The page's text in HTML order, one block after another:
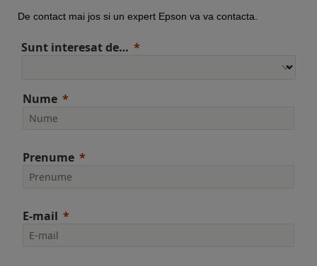
De contact mai jos si un expert Epson va va contacta.
Sunt interesat de…
Nume
Prenume
E-mail